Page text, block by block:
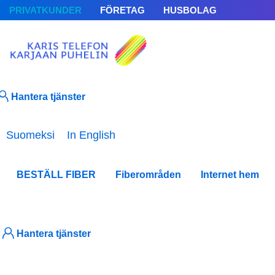
PRIVATKUNDER FÖRETAG HUSBOLAG
Hantera tjänster
Välj ditt språk
Suomeksi In English
BESTÄLL FIBER Fiberområden Internet hem
Hantera tjänster